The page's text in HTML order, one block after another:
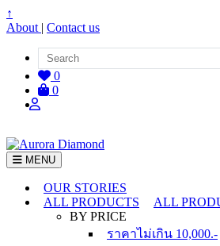
↑
About | Contact us
0
0
MENU
OUR STORIES
ALL PRODUCTS
ALL
BY PRICE
ราคาไม่เกิน 10,000.-